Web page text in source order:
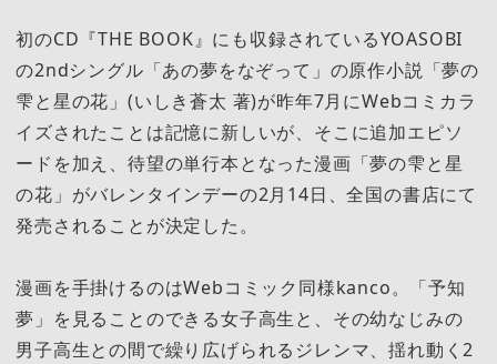
初のCD『THE BOOK』にも収録されているYOASOBI
の2ndシングル「あの夢をなぞって」の原作小説「夢の
雫と星の花」(いしき蒼太 著)が昨年7月にWebコミカラ
イズされたことは記憶に新しいが、そこに追加エピソ
ードを加え、待望の単行本となった漫画「夢の雫と星
の花」がバレンタインデーの2月14日、全国の書店にて
発売されることが決定した。
漫画を手掛けるのはWebコミック同様kanco。「予知
夢」を見ることのできる女子高生と、その幼なじみの
男子高生との間で繰り広げられるジレンマ、揺れ動く2